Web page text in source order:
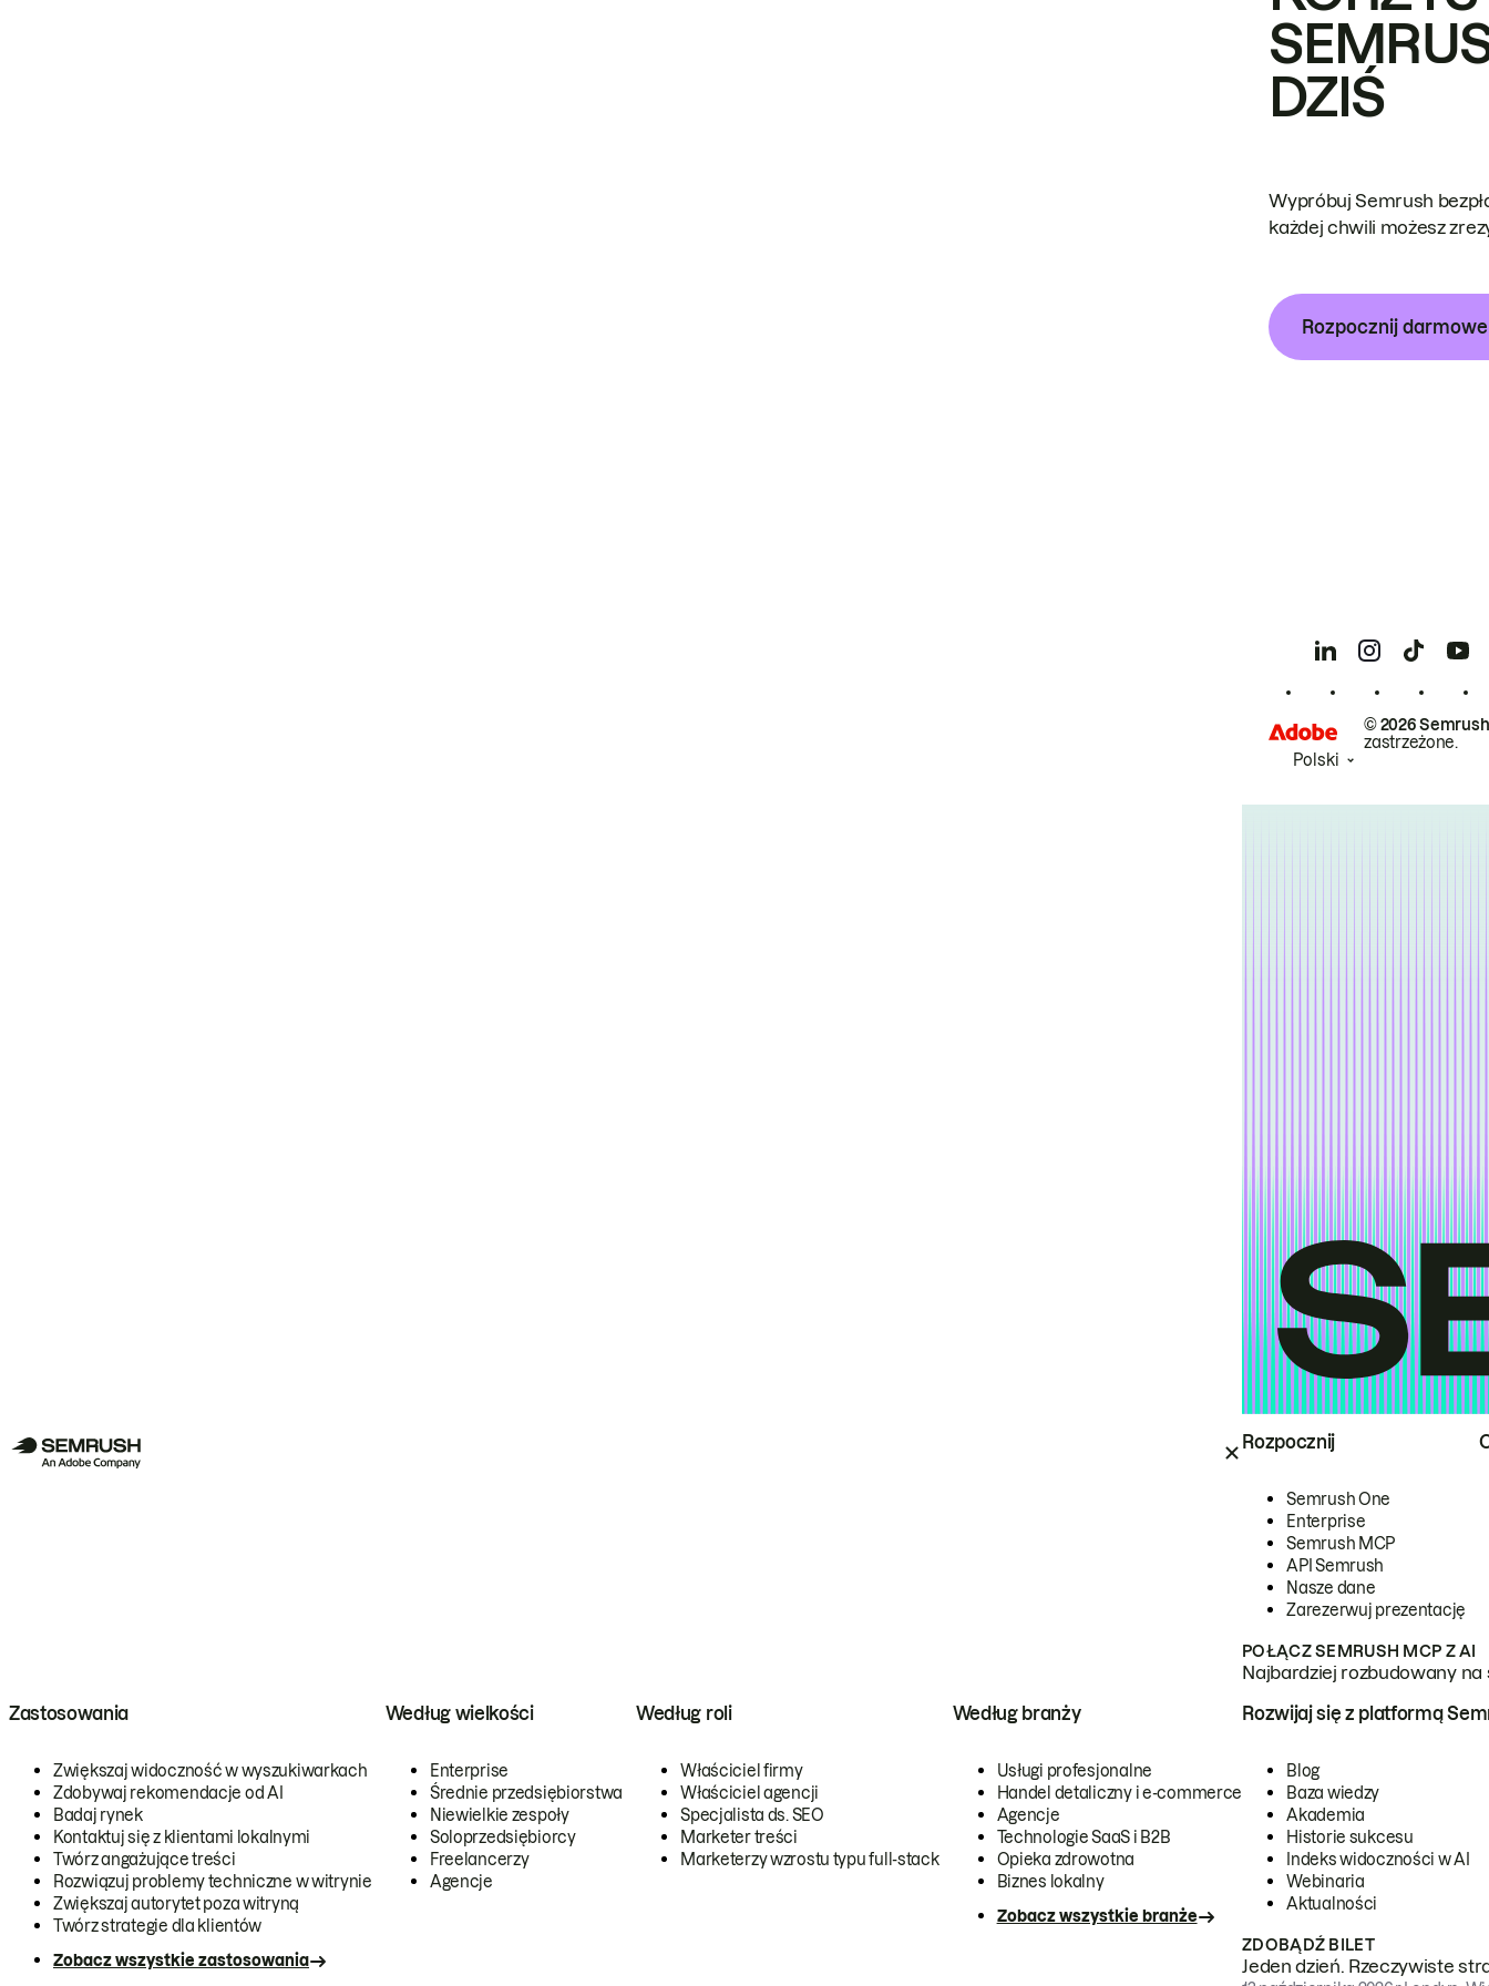
Rozpocznij
Semrush One
Enterprise
Semrush MCP
API Semrush
Nasze dane
Zarezerwuj prezentację
POŁĄCZ SEMRUSH MCP Z AI
Najbardziej rozbudowany
Zastosowania
Zwiększaj widoczność w wyszukiwarkach
Zdobywaj rekomendacje od AI
Badaj rynek
Kontaktuj się z klientami lokalnymi
Twórz angażujące treści
Rozwiązuj problemy techniczne w witrynie
Zwiększaj autorytet poza witryną
Twórz strategie dla klientów
Zobacz wszystkie zastosowania
Według wielkości
Enterprise
Średnie przedsiębiorstwa
Niewielkie zespoły
Soloprzedsiębiorcy
Freelancerzy
Agencje
Według roli
Właściciel firmy
Właściciel agencji
Specjalista ds. SEO
Marketer treści
Marketerzy wzrostu typu full-stack
Według branży
Usługi profesjonalne
Handel detaliczny i e-commerce
Agencje
Technologie SaaS i B2B
Opieka zdrowotna
Biznes lokalny
Zobacz wszystkie branże
Rozwijaj się z platformą
Blog
Baza wiedzy
Akademia
Historie sukcesu
Indeks widoczności w AI
Webinaria
Aktualności
ZDOBĄDŹ BILET
Jeden dzień. Rzeczywiste
DZIŚ
Wypróbuj Semrush
każdej chwili możesz
Rozpocznij
© 2026
zastrzeżone.
Polski